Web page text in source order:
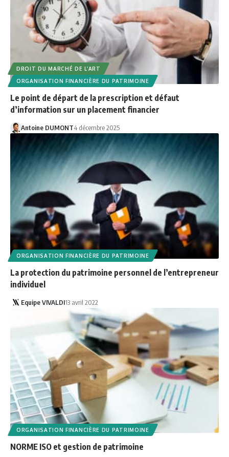
DROIT DU MARCHÉ DE L’ART
ORGANISATION FINANCIÈRE DU PATRIMOINE
Le point de départ de la prescription et défaut
d’information sur un placement financier
Antoine DUMONT4 décembre 2025
ORGANISATION FINANCIÈRE DU PATRIMOINE
La protection du patrimoine personnel de l’entrepreneur
individuel
Equipe VIVALDI13 avril 2022
ORGANISATION FINANCIÈRE DU PATRIMOINE
NORME ISO et gestion de patrimoine